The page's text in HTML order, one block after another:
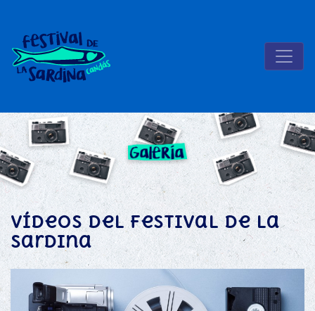
vídeos del Festival de la
Sardina